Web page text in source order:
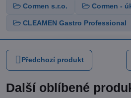
Cormen s.r.o. Cormen -
CLEAMEN Gastro Professional
Předchozí produkt
Další oblíbené